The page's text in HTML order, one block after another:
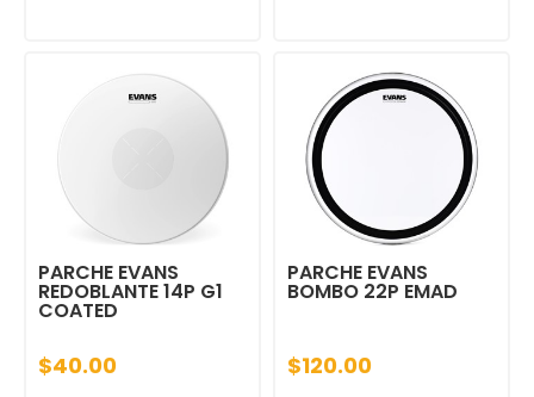
PARCHE EVANS
REDOBLANTE 14P G1
COATED
$40.00
PARCHE EVANS
BOMBO 22P EMAD
$120.00